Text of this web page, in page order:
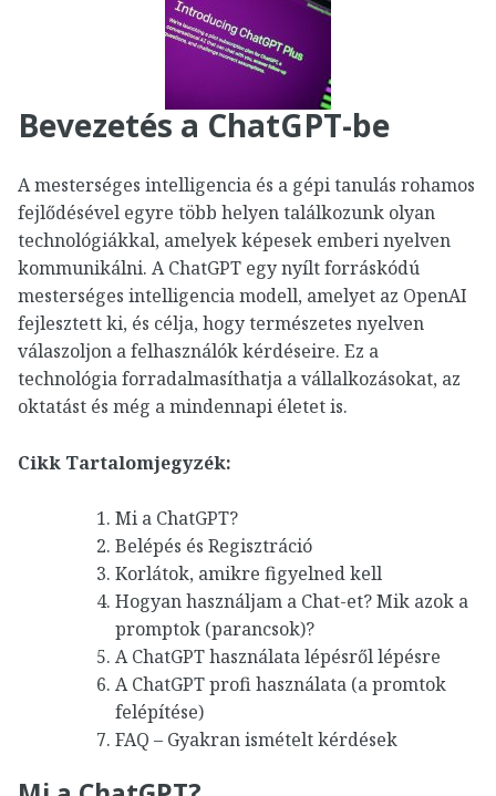
Bevezetés a ChatGPT-be
A mesterséges intelligencia és a gépi tanulás rohamos
fejlődésével egyre több helyen találkozunk olyan
technológiákkal, amelyek képesek emberi nyelven
kommunikálni. A ChatGPT egy nyílt forráskódú
mesterséges intelligencia modell, amelyet az OpenAI
fejlesztett ki, és célja, hogy természetes nyelven
válaszoljon a felhasználók kérdéseire. Ez a
technológia forradalmasíthatja a vállalkozásokat, az
oktatást és még a mindennapi életet is.
Cikk Tartalomjegyzék:
Mi a ChatGPT?
Belépés és Regisztráció
Korlátok, amikre figyelned kell
Hogyan használjam a Chat-et? Mik azok a
promptok (parancsok)?
A ChatGPT használata lépésről lépésre
A ChatGPT profi használata (a promtok
felépítése)
FAQ – Gyakran ismételt kérdések